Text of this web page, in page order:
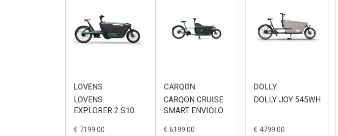
LOVENS
LOVENS
EXPLORER 2 S100
€ 7199.00
CARQON
CARQON CRUISE
SMART ENVIOLO
€ 6199.00
DOLLY
DOLLY JOY 545WH
€ 4799.00